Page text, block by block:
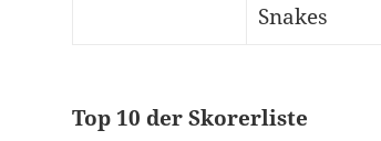
Snakes
Top 10 der Skorerliste